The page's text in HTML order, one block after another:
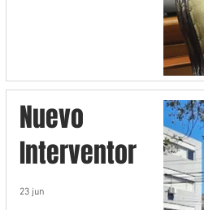
Nuevo
Interventor
23 jun